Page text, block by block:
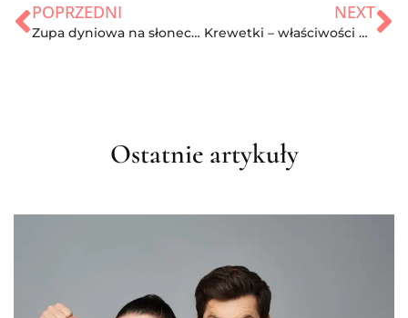
POPRZEDNI
Zupa dyniowa na słoneczne dni!
NEXT
Krewetki – właściwości odżywcze oraz kalorie
Ostatnie artykuły